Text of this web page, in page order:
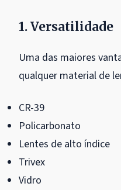
1. Versatilidade
Uma das maiores
qualquer material de
CR-39
Policarbonato
Lentes de alto índice
Trivex
Vidro